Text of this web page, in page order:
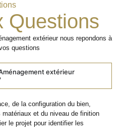
Questions
extérieur nous repondons à
questions
extérieur
de la configuration du bien,
et du niveau de finition
le projet pour identifier les